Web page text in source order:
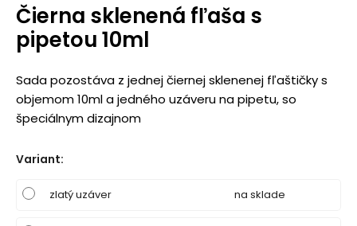
Čierna sklenená fľaša s
pipetou 10ml
Sada pozostáva z jednej čiernej sklenenej fľaštičky s
objemom 10ml a jedného uzáveru na pipetu, so
špeciálnym dizajnom
Variant:
zlatý uzáver na sklade